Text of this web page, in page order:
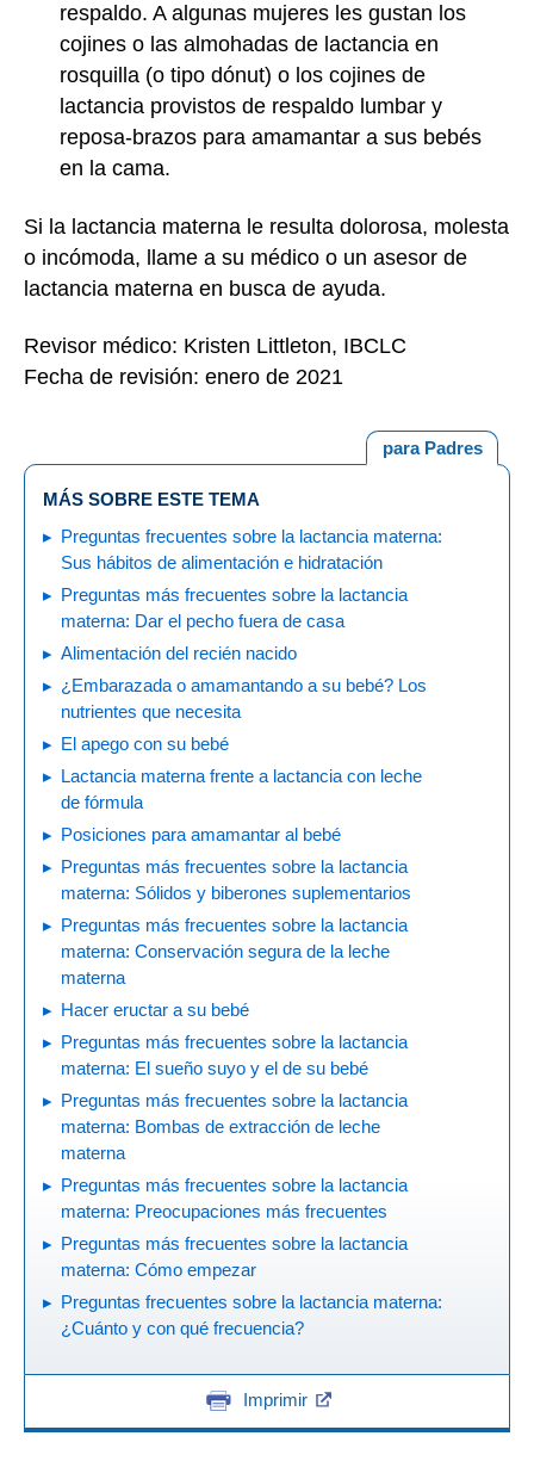
respaldo. A algunas mujeres les gustan los
cojines o las almohadas de lactancia en
rosquilla (o tipo dónut) o los cojines de
lactancia provistos de respaldo lumbar y
reposa-brazos para amamantar a sus bebés
en la cama.
Si la lactancia materna le resulta dolorosa, molesta
o incómoda, llame a su médico o un asesor de
lactancia materna en busca de ayuda.
Revisor médico: Kristen Littleton, IBCLC
Fecha de revisión: enero de 2021
para Padres
MÁS SOBRE ESTE TEMA
Preguntas frecuentes sobre la lactancia materna:
Sus hábitos de alimentación e hidratación
Preguntas más frecuentes sobre la lactancia
materna: Dar el pecho fuera de casa
Alimentación del recién nacido
¿Embarazada o amamantando a su bebé? Los
nutrientes que necesita
El apego con su bebé
Lactancia materna frente a lactancia con leche
de fórmula
Posiciones para amamantar al bebé
Preguntas más frecuentes sobre la lactancia
materna: Sólidos y biberones suplementarios
Preguntas más frecuentes sobre la lactancia
materna: Conservación segura de la leche
materna
Hacer eructar a su bebé
Preguntas más frecuentes sobre la lactancia
materna: El sueño suyo y el de su bebé
Preguntas más frecuentes sobre la lactancia
materna: Bombas de extracción de leche
materna
Preguntas más frecuentes sobre la lactancia
materna: Preocupaciones más frecuentes
Preguntas más frecuentes sobre la lactancia
materna: Cómo empezar
Preguntas frecuentes sobre la lactancia materna:
¿Cuánto y con qué frecuencia?
Imprimir